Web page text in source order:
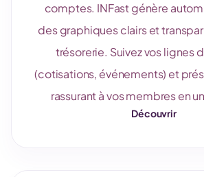
comptes. INFast génère
des graphiques clairs et
trésorerie. Suivez vos lignes
(cotisations, événements) et
rassurant à vos membres en
Découvrir